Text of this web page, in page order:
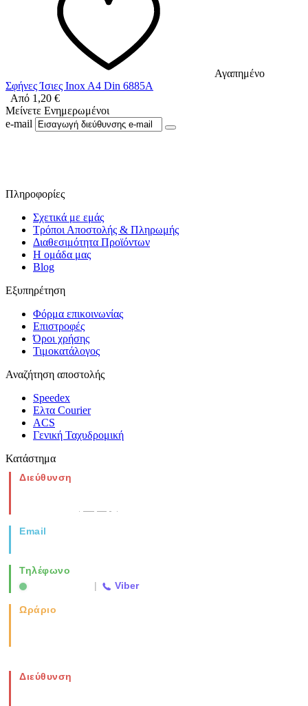
Αγαπημένο
Σφήνες Ίσιες Inox A4 Din 6885A
Από 1,20 €
Μείνετε Ενημερωμένοι
e-mail
Πληροφορίες
Σχετικά με εμάς
Τρόποι Αποστολής & Πληρωμής
Διαθεσιμότητα Προϊόντων
Η ομάδα μας
Blog
Εξυπηρέτηση
Φόρμα επικοινωνίας
Επιστροφές
Όροι χρήσης
Τιμοκατάλογος
Αναζήτηση αποστολής
Speedex
Ελτα Courier
ACS
Γενική Ταχυδρομική
Κατάστημα
Διεύθυνση
Email
Τηλέφωνο
| Viber
Ωράριο
Διεύθυνση